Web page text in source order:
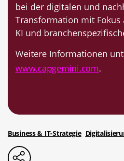
bei der digitalen und
Transformation mit Fokus
KI und
Weitere Informationen
www.capgemini.com.
Business & IT-Strategie